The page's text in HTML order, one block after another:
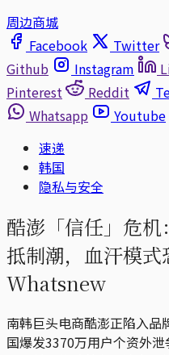
周边商城
Facebook
Twitter
Github
Instagram
Pinterest
Reddit
Whatsapp
Youtube
速递
韩国
隐私与安全
酷澎「信任」危
抵制潮，血汗模式
Whatsnew
南韩巨头电商酷澎正陷入
国爆发3370万用户个资外